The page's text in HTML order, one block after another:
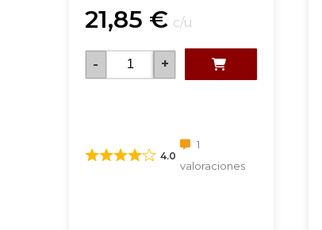
21,85 € c/u
- +
4.0
1
valoraciones